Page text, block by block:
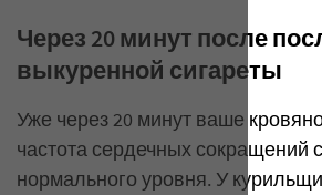
​Через 20 минут после
выкуренной сигареты
Уже через 20 минут ваше
частота сердечных сокращений
нормального уровня. У